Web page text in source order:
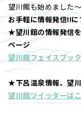
望川館も始めました
お手軽に情報発信!!
★望川館の情報発信
ページ
望川館フェイスブッ
★下呂温泉情報、望
望川館ツイッターは